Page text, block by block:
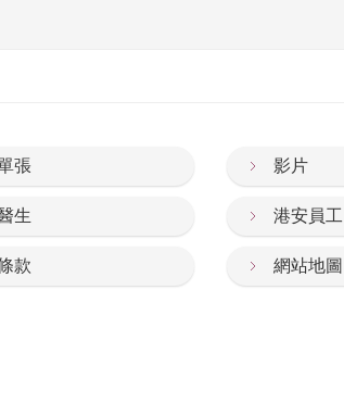
張 影片
生 港安員工
款 網站地圖